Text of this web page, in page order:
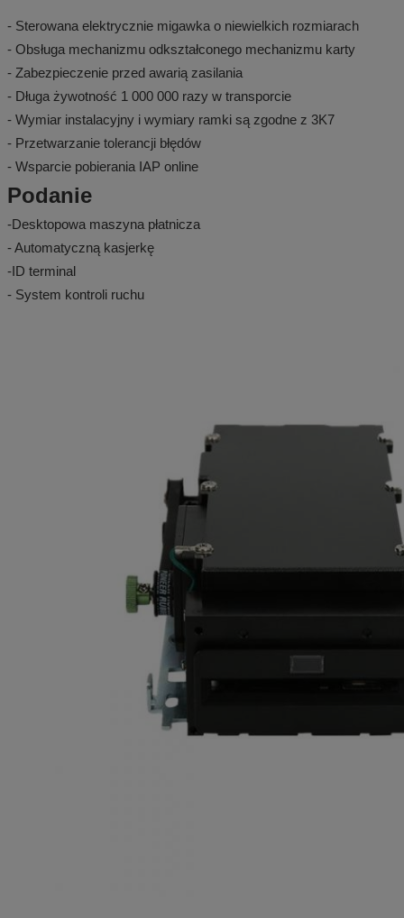
- Sterowana elektrycznie migawka o niewielkich rozmiarach
- Obsługa mechanizmu odkształconego mechanizmu karty
- Zabezpieczenie przed awarią zasilania
- Długa żywotność 1 000 000 razy w transporcie
- Wymiar instalacyjny i wymiary ramki są zgodne z 3K7
- Przetwarzanie tolerancji błędów
- Wsparcie pobierania IAP online
Podanie
-Desktopowa maszyna płatnicza
- Automatyczną kasjerkę
-ID terminal
- System kontroli ruchu